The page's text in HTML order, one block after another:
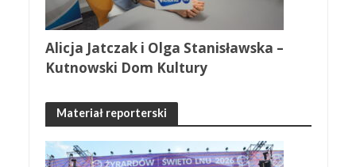
Alicja Jatczak i Olga Stanisławska –
Kutnowski Dom Kultury
Materiał reporterski